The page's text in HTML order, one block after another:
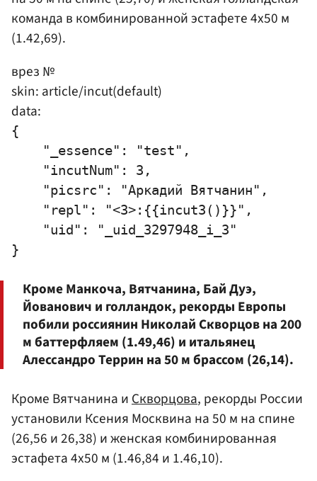
команда в комбинированной эстафете 4х50 м
(1.42,69).
врез №
skin: article/incut(default)
data:
{
    "_essence": "test",
    "incutNum": 3,
    "picsrc": "Аркадий Вятчанин",
    "repl": "<3>:{{incut3()}}",
    "uid": "_uid_3297948_i_3"
Кроме Манкоча, Вятчанина, Бай Дуэ,
Йованович и голландок, рекорды Европы
побили россиянин Николай Скворцов на 200
м баттерфляем (1.49,46) и итальянец
Алессандро Террин на 50 м брассом (26,14).
Кроме Вятчанина иСкворцова, рекорды России
установили Ксения Москвина на 50 м на спине
(26,56 и 26,38) и женская комбинированная
эстафета 4х50 м (1.46,84 и 1.46,10).